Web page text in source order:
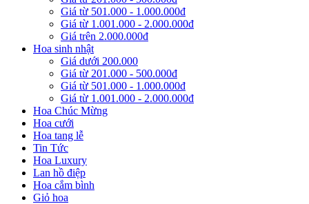
Giá từ 501.000 - 1.000.000đ
Giá từ 1.001.000 - 2.000.000đ
Giá trên 2.000.000đ
Hoa sinh nhật
Giá dưới 200.000
Giá từ 201.000 - 500.000đ
Giá từ 501.000 - 1.000.000đ
Giá từ 1.001.000 - 2.000.000đ
Hoa Chúc Mừng
Hoa cưới
Hoa tang lễ
Tin Tức
Hoa Luxury
Lan hồ điệp
Hoa cắm bình
Giỏ hoa